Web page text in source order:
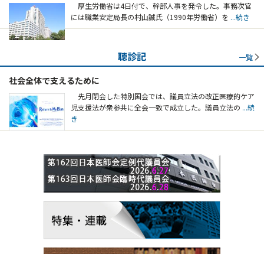
厚生労働省は4日付で、幹部人事を発令した。事務次官
には職業安定局長の村山誠氏（1990年労働省）を ...続き
聴診記 一覧
社会全体で支えるために
先月閉会した特別国会では、議員立法の改正医療的ケア
児支援法が衆参共に全会一致で成立した。議員立法の ...続
き